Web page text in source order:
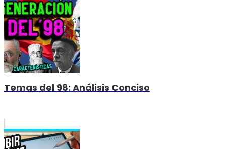
Temas del 98: Análisis Conciso